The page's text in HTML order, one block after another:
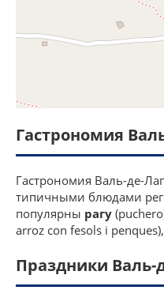
Гастрономия
Гастрономия Валь-де-
типичными блюдами
популярны рагу
arroz con fesols i
Праздники Валь-